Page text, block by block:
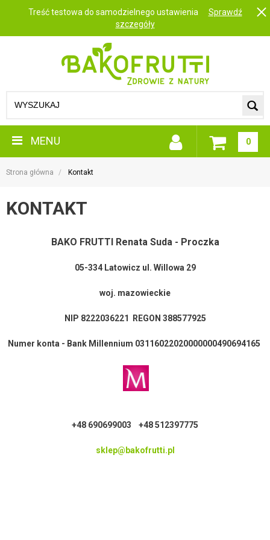
Treść testowa do samodzielnego ustawienia
Sprawdź
szczegóły
MENU 0
Strona główna Kontakt
KONTAKT
BAKO FRUTTI Renata Suda - Proczka
05-334 Latowicz ul. Willowa 29
woj. mazowieckie
NIP 8222036221 REGON 388577925
Numer konta - Bank Millennium 03116022020000000490694165
+48 690699003 +48 512397775
sklep@bakofrutti.pl